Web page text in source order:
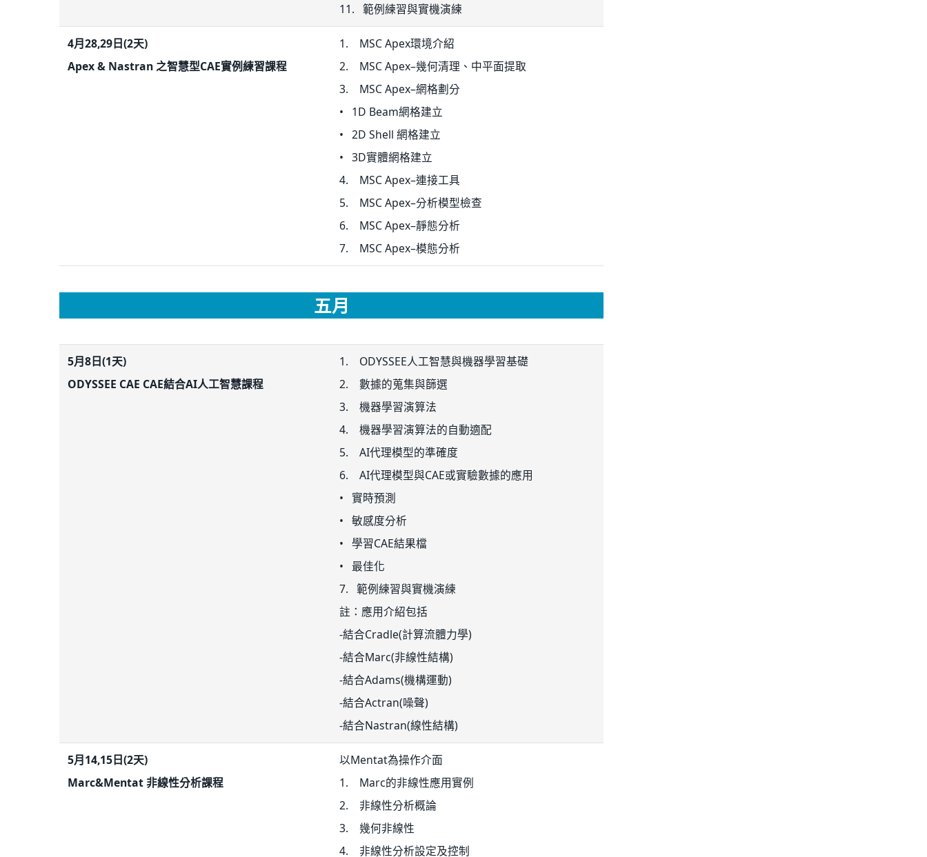
11. 範例練習與實機演練
4月28,29日(2天)
Apex & Nastran 之智慧型CAE實例練習課程
1. MSC Apex環境介紹
2. MSC Apex–幾何清理、中平面提取
3. MSC Apex–網格劃分
• 1D Beam網格建立
• 2D Shell 網格建立
• 3D實體網格建立
4. MSC Apex–連接工具
5. MSC Apex–分析模型檢查
6. MSC Apex–靜態分析
7. MSC Apex–模態分析
五月
5月8日(1天)
ODYSSEE CAE CAE結合AI人工智慧課程
1. ODYSSEE人工智慧與機器學習基礎
2. 數據的蒐集與篩選
3. 機器學習演算法
4. 機器學習演算法的自動適配
5. AI代理模型的準確度
6. AI代理模型與CAE或實驗數據的應用
• 實時預測
• 敏感度分析
• 學習CAE結果檔
• 最佳化
7. 範例練習與實機演練
註：應用介紹包括
-結合Cradle(計算流體力學)
-結合Marc(非線性結構)
-結合Adams(機構運動)
-結合Actran(噪聲)
-結合Nastran(線性結構)
5月14,15日(2天)
Marc&Mentat 非線性分析課程
以Mentat為操作介面
1. Marc的非線性應用實例
2. 非線性分析概論
3. 幾何非線性
4. 非線性分析設定及控制